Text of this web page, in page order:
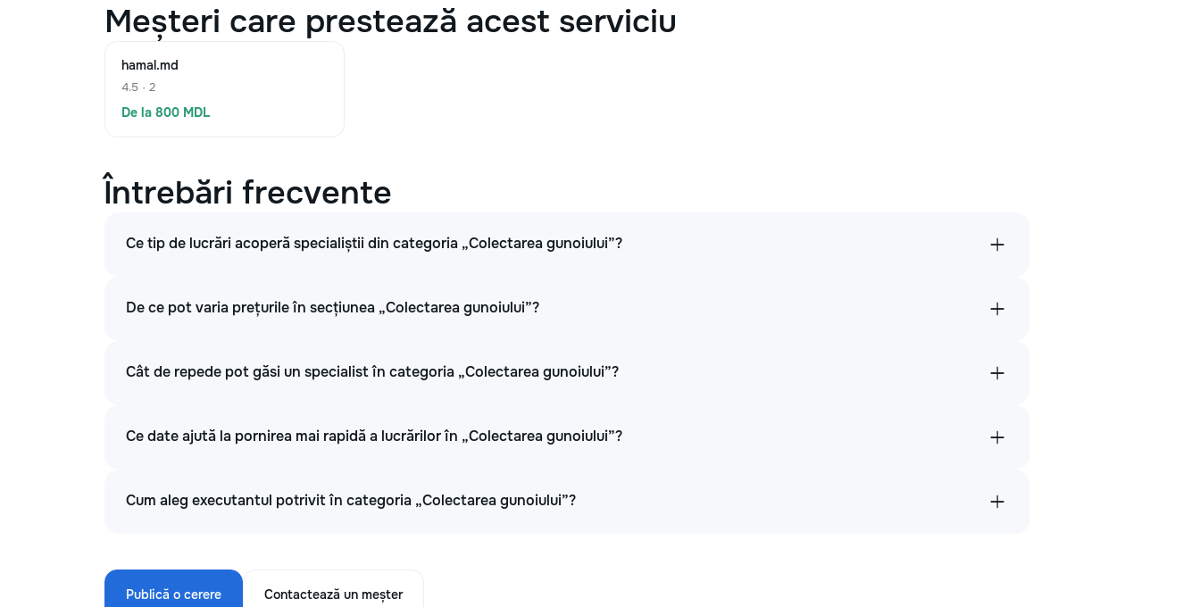
Meșteri care prestează acest serviciu
hamal.md
4.5 · 2
De la 800 MDL
Întrebări frecvente
Ce tip de lucrări acoperă specialiștii din categoria „Colectarea gunoiului”?
De ce pot varia prețurile în secțiunea „Colectarea gunoiului”?
Cât de repede pot găsi un specialist în categoria „Colectarea gunoiului”?
Ce date ajută la pornirea mai rapidă a lucrărilor în „Colectarea gunoiului”?
Cum aleg executantul potrivit în categoria „Colectarea gunoiului”?
Publică o cerere Contactează un meșter